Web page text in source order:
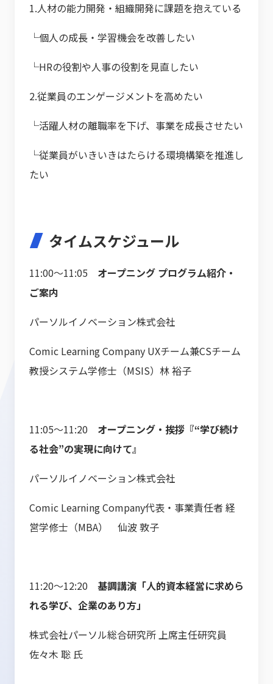
1.人材の能力開発・組織開発に課題を抱えている
└個人の成長・学習機会を改善したい
└HRの役割や人事の役割を見直したい
2.従業員のエンゲージメントを高めたい
└活躍人材の離職率を下げ、事業を成長させたい
└従業員がいきいきはたらける環境構築を推進し
たい
タイムスケジュール
11:00～11:05 オープニング プログラム紹介・
ご案内
パーソルイノベーション株式会社
Comic Learning Company UXチーム兼CSチーム
教授システム学修士（MSIS）林 裕子
11:05～11:20 オープニング・挨拶『“学び続け
る社会”の実現に向けて』
パーソルイノベーション株式会社
Comic Learning Company代表・事業責任者 経
営学修士（MBA） 仙波 敦子
11:20～12:20 基調講演「人的資本経営に求めら
れる学び、企業のあり方」
株式会社パーソル総合研究所 上席主任研究員
佐々木 聡 氏